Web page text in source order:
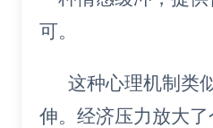
可。
这种心理机制类
伸。经济压力放大